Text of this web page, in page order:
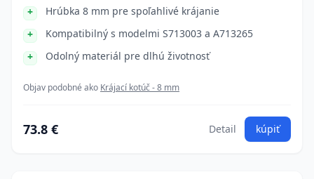
Hrúbka 8 mm pre spoľahlivé krájanie
Kompatibilný s modelmi S713003 a A713265
Odolný materiál pre dlhú životnosť
Objav podobné ako Krájací kotúč - 8 mm
73.8 € Detail kúpiť